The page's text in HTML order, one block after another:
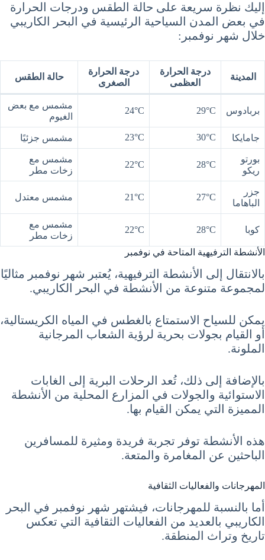
إليك نظرة سريعة على حالة الطقس ودرجات الحرارة
في بعض المدن السياحية الرئيسية في البحر الكاريبي
خلال شهر نوفمبر:
المدينة
درجة الحرارة
العظمى
درجة الحرارة
الصغرى
حالة الطقس
بربادوس 29°C
24°C
مشمس مع بعض
الغيوم
جامايكا 30°C
23°C مشمس جزئيًا
بورتو
ريكو
28°C
22°C
مشمس مع
زخات مطر
جزر
الباهاما
27°C
21°C مشمس معتدل
كوبا 28°C
22°C
مشمس مع
زخات مطر
الأنشطة الترفيهية المتاحة في نوفمبر
بالانتقال إلى الأنشطة الترفيهية، يُعتبر شهر نوفمبر مثاليًا
لمجموعة متنوعة من الأنشطة في البحر الكاريبي.
يمكن للسياح الاستمتاع بالغطس في المياه الكريستالية،
أو القيام بجولات بحرية لرؤية الشعاب المرجانية
الملونة.
بالإضافة إلى ذلك، تُعد الرحلات البرية إلى الغابات
الاستوائية والجولات في المزارع المحلية من الأنشطة
المميزة التي يمكن القيام بها.
هذه الأنشطة توفر تجربة فريدة ومثيرة للمسافرين
الباحثين عن المغامرة والمتعة.
المهرجانات والفعاليات الثقافية
أما بالنسبة للمهرجانات، فيشتهر شهر نوفمبر في البحر
الكاريبي بالعديد من الفعاليات الثقافية التي تعكس
تاريخ وتراث المنطقة.